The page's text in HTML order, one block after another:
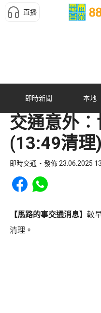
直播
即時新聞 本地
交通意外
(13:49清理)
即時交通 發佈 23.06.2025
Share to Facebook
Share to WhatsApp
【馬路的事交通消息】 較
清理。